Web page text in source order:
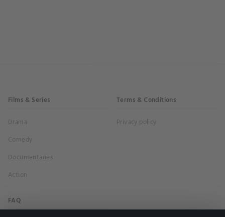
Films & Series
Drama
Comedy
Documentaries
Action
Terms & Conditions
Privacy policy
FAQ